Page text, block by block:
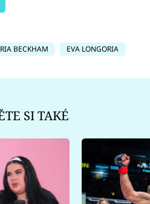
BECKHAM EVA LONGORIA
SI TAKÉ